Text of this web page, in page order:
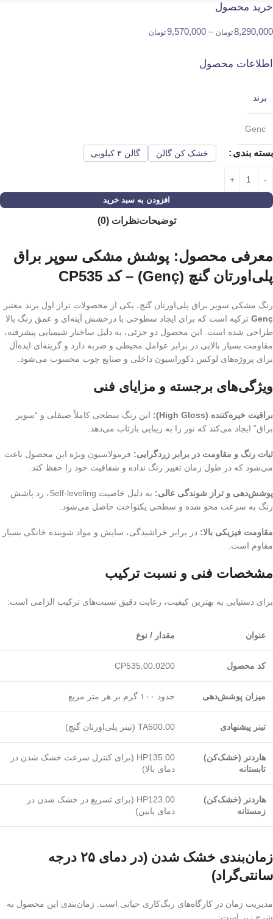
خرید محصول
8,290,000تومان –
9,570,000تومان
اطلاعات محصول
برند
Genc
بسته بندی خشک کن گالن گالن ۳ کیلویی
افزودن به سبد خرید
توضیحاتنظرات (0)
معرفی محصول: پوشش مشکی سوپر براق
پلی‌اورتان گنچ (Genç) – کد CP535
رنگ مشکی سوپر براق پلی‌اورتان گنچ، یکی از محصولات تراز اول برند معتبر
Genç ترکیه است که برای ایجاد سطوحی با درخشش آینه‌ای و عمق رنگ بالا
طراحی شده است. این محصول دو جزئی، به دلیل ساختار شیمیایی پیشرفته،
مقاومت بسیار بالایی در برابر عوامل محیطی و ضربه دارد و گزینه‌ای ایده‌آل
برای پروژه‌های لوکس دکوراسیون داخلی و صنایع چوب محسوب می‌شود.
ویژگی‌های برجسته و مزایای فنی
براقیت خیره‌کننده (High Gloss):
این رنگ سطحی کاملاً صیقلی و “سوپر
براق” ایجاد می‌کند که نور را به زیبایی بازتاب می‌دهد.
ثبات رنگ و مقاومت در برابر زردگرایی: فرمولاسیون ویژه این محصول باعث
می‌شود که در طول زمان تغییر رنگ نداده و شفافیت خود را حفظ کند.
پوشش‌دهی و تراز شوندگی عالی:
به دلیل خاصیت Self-leveling، رد پاشش
رنگ به سرعت محو شده و سطحی یکنواخت حاصل می‌شود.
مقاومت فیزیکی بالا: در برابر خراشیدگی، سایش و مواد شوینده خانگی بسیار
مقاوم است.
مشخصات فنی و نسبت ترکیب
برای دستیابی به بهترین کیفیت، رعایت دقیق نسبت‌های ترکیب الزامی است:
عنوان مقدار / نوع
کد محصول CP535.00.0200
میزان پوشش‌دهی حدود ۱۰۰ گرم بر هر متر مربع
تینر پیشنهادی TA500.00 (تینر پلی‌اورتان گنچ)
هاردنر (خشک‌کن)
تابستانه
HP135.00 (برای کنترل سرعت خشک شدن در
دمای بالا)
هاردنر (خشک‌کن)
زمستانه
HP123.00 (برای تسریع در خشک شدن در
دمای پایین)
زمان‌بندی خشک شدن (در دمای ۲۵ درجه
سانتی‌گراد)
مدیریت زمان در کارگاه‌های رنگ‌کاری حیاتی است. زمان‌بندی این محصول به
شرح زیر است: